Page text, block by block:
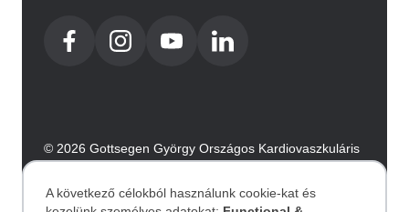
© 2026 Gottsegen György Országos Kardiovaszkuláris
Intézet. Minden jog fenntartva.
A következő célokból használunk cookie-kat és